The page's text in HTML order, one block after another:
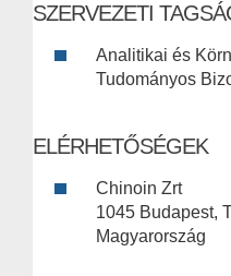
SZERVEZETI
Analitikai és
Tudományos
ELÉRHETŐSÉGEK
Chinoin Zrt
1045 Budapest,
Magyarország